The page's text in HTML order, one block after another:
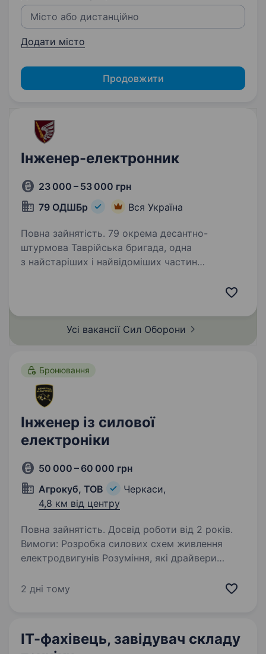
Додати місто
Продовжити
Інженер-електронник
23 000 – 53 000 грн
79 ОДШБр
Вся Україна
Повна зайнятість. 79 окрема десантно-
штурмова Таврійська бригада, одна
з найстаріших і найвідоміших частин
бригада має славну історію оборони країни, і
Усі вакансії Сил Оборони
Бронювання
Інженер із силової
електроніки
50 000 – 60 000 грн
Агрокуб, ТОВ
Черкаси,
4,8 км від центру
Повна зайнятість. Досвід роботи від 2 років.
Вимоги: Розробка силових схем живлення
електродвигунів Розуміння, які драйвери
точно керувати Підбір перерізу проводів під
2 дні тому
ІТ-фахівець, завідувач складу